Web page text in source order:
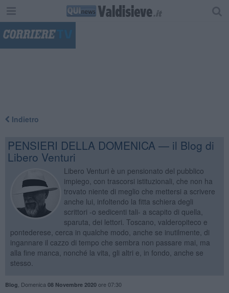
Indietro
PENSIERI DELLA DOMENICA — il Blog di
Libero Venturi
Libero Venturi è un pensionato del pubblico
impiego, con trascorsi istituzionali, che non ha
trovato niente di meglio che mettersi a scrivere
anche lui, infoltendo la fitta schiera degli
scrittori -o sedicenti tali- a scapito di quella,
sparuta, dei lettori. Toscano, valderopiteco e
pontederese, cerca in qualche modo, anche se inutilmente, di
ingannare il cazzo di tempo che sembra non passare mai, ma
alla fine manca, nonché la vita, gli altri e, in fondo, anche se
stesso.
Blog Domenica 08 Novembre 2020ore 07:30